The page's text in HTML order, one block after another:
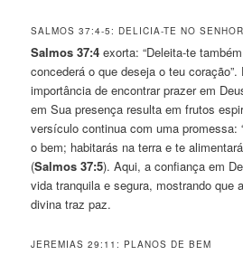
SALMOS 37:4-5: DELICIA-TE NO SENHOR
Salmos 37:4 exorta: “Deleita-te
concederá o que deseja o teu
importância de encontrar prazer em
em Sua presença resulta em frutos
versículo continua com uma promessa:
o bem; habitarás na terra e te
(Salmos 37:5). Aqui, a confiança em
vida tranquila e segura, mostrando que
divina traz paz.
JEREMIAS 29:11: PLANOS DE BEM